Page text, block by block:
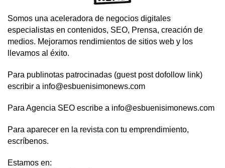
Somos una aceleradora de negocios digitales
especialistas en contenidos, SEO, Prensa, creación de
medios. Mejoramos rendimientos de sitios web y los
llevamos al éxito.
Para publinotas patrocinadas (guest post dofollow link)
escribir a info@esbuenisimonews.com
Para Agencia SEO escribe a info@esbuenisimonews.com
Para aparecer en la revista con tu emprendimiento,
escríbenos.
Estamos en: